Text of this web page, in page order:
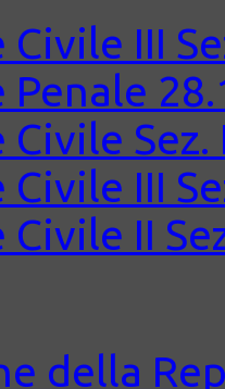
Civile III
Penale
Civile
Civile III
Civile II
della